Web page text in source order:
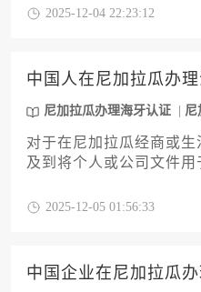
服务范围、办理流程、
2025-12-04 22:23:12
中国人在尼加拉瓜办
尼加拉瓜办理海牙认证 尼
对于在尼加拉瓜经商或
及到将个人或公司文件
讨在尼加拉瓜办理海牙
还将提供一套实用的加
助企业主和高管有效规
2025-12-05 01:56:33
中国企业在尼加拉瓜